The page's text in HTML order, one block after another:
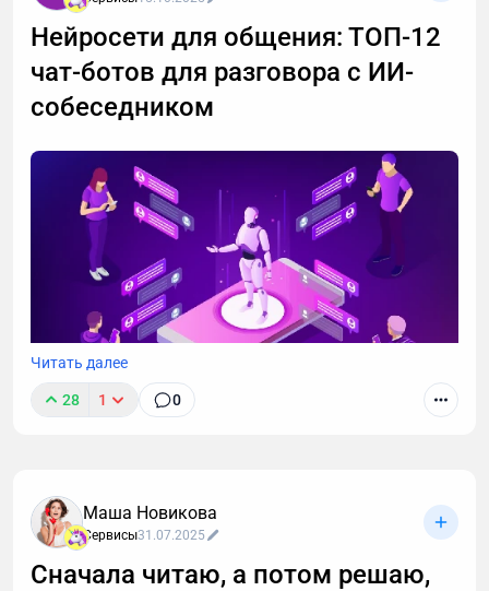
важный разговор, например, ждете курьера, то я
расскажу, почему стоит делегировать телефонные
звонки мне.
Нейросети для общения: ТОП-12
чат-ботов для разговора с ИИ-
собеседником
Читать далее
28 1 0
Маша Новикова
Сервисы31.07.2025
Сначала читаю, а потом решаю,